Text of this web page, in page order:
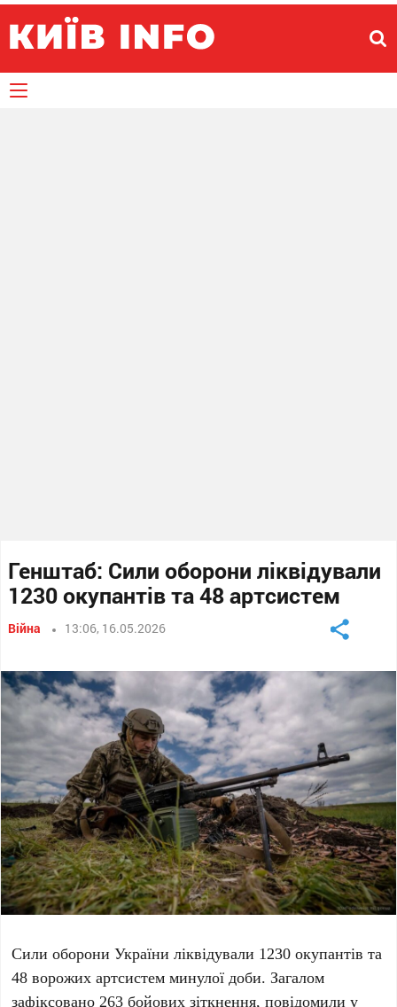
Генштаб: Сили оборони ліквідували
1230 окупантів та 48 артсистем
Війна 13:06, 16.05.2026
Сили оборони України ліквідували 1230 окупантів та
48 ворожих артсистем минулої доби. Загалом
зафіксовано263 бойових зіткнення, повідомили у